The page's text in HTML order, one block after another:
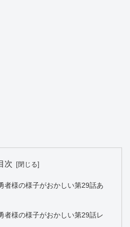
次
者様の様子がおかしい第29話あ
者様の様子がおかしい第29話レ